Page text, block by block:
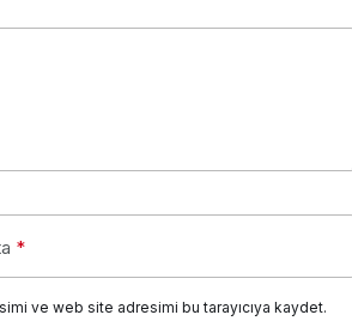
*
ve web site adresimi bu tarayıcıya kaydet.